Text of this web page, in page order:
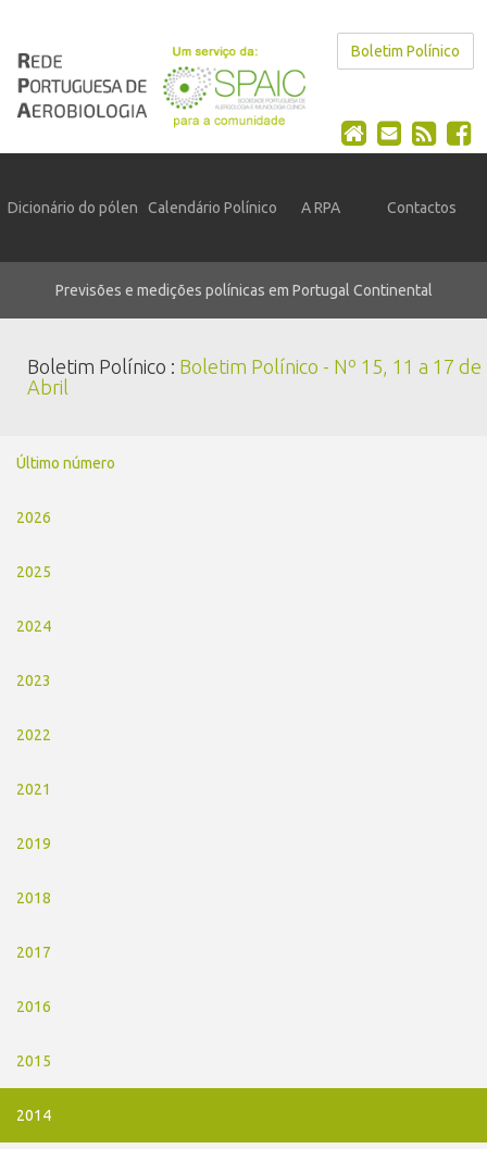
Boletim Polínico
Dicionário do pólen Calendário Polínico A RPA Contactos
Previsões e medições polínicas em Portugal Continental
Boletim Polínico : Boletim Polínico - Nº 15, 11 a 17 de
Abril
Último número
2026
2025
2024
2023
2022
2021
2019
2018
2017
2016
2015
2014